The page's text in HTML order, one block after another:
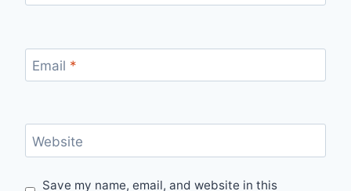
Email *
Website
Save my name, email, and website in this